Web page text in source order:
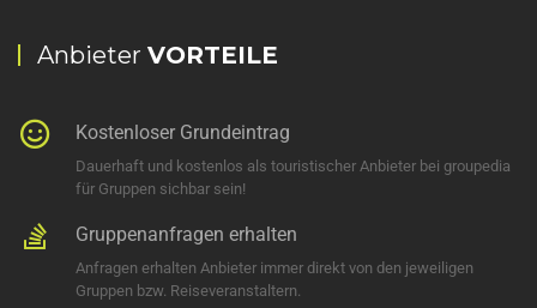
Anbieter VORTEILE
Kostenloser Grundeintrag
Dauerhaft und kostenlos als touristischer Anbieter bei groupedia
für Gruppen sichbar sein!
Gruppenanfragen erhalten
Anfragen erhalten Anbieter immer direkt von den jeweiligen
Gruppen bzw. Reiseveranstaltern.